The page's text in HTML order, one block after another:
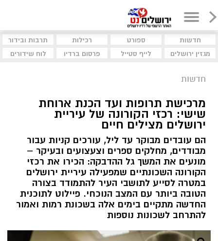
חדשות ספורט רכילות
תרבות ובידור
מגזין ירושלים
לייף סטייל פרסום ברדיו לוח שידורים
חדשות
מרכישת תרופות ועד הכנת ארוחת
שישי: רכזי הקורונה של עיריית
ירושלים מצילים חיים
הם עובדים מבוקר עד ליל, עורכים קניות עבור
מבודדים, מחלקים ספרים וצעצועים ובעיקר –
מונעים את המשך גל ההדבקה: הכירו את רכזי
הקורונה השכונתיים שמפעילה עיריית ירושלים
במטרה לסייע לתושבי העיר להתמודד בצורה
הטובה ביותר עם המצב הנוכחי. פיילוט לתוכנית
החדשה מתקיים בימים אלה בשכונת רמות ואמור
להתרחב לשכונות נוספות